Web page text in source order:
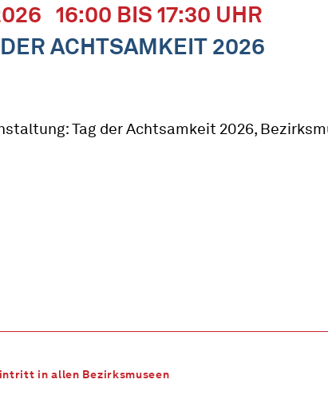
16:00 BIS 17:30 UHR
ACHTSAMKEIT 2026
in allen Bezirksmuseen